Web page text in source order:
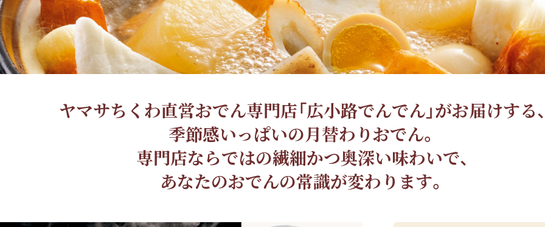
ヤマサちくわ直営おでん専門店「広小路でんでん」がお届けする
季節感いっぱいの月替わりおでん。
専門店ならではの繊細かつ奥深い味わいで、
あなたのおでんの常識が変わります。